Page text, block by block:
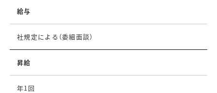
給与
社規定による（委細面談）
昇給
年1回